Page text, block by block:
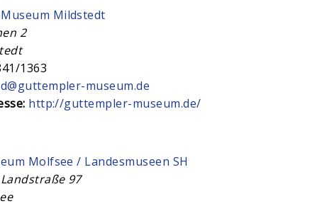
Mildstedt
2
1363
museum.de
http://guttempler-museum.de/
Molfsee / Landesmuseen SH
97